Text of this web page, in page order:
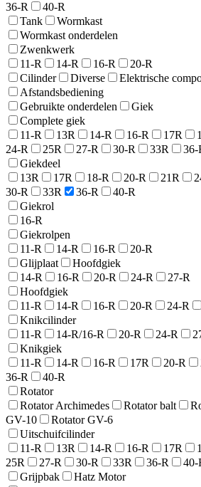
36-R
40-R
Tank
Wormkast
Wormkast onderdelen
Zwenkwerk
11-R
14-R 16-R
20-R
Cilinder
Diverse
Elektrische
Afstandsbediening
Gebruikte onderdelen
Giek
Complete giek
11-R
13R 14-R 16-R 17R
24-R
25R 27-R 30-R 33R 36-
Giekdeel
13R
17R 18-R 20-R 21R
30-R
33R 36-R
40-R
Giekrol
16-R
Giekrolpen
11-R
14-R 16-R
20-R
Glijplaat
Hoofdgiek
14-R
16-R 20-R 24-R
27-R
Hoofdgiek
11-R
14-R 16-R 20-R 24-R
Knikcilinder
11-R
14-R/16-R 20-R 24-R
Knikgiek
11-R
14-R 16-R 17R 20-R
36-R
40-R
Rotator
Rotator Archimedes
Rotator balt
GV-10
Rotator GV-6
Uitschuifcilinder
11-R
13R 14-R 16-R 17R
25R
27-R 30-R 33R 36-R
40-
Grijpbak
Hatz Motor